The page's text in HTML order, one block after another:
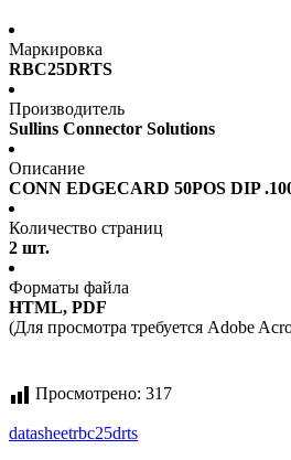
Маркировка
RBC25DRTS
Производитель
Sullins Connector Solutions
Описание
CONN EDGECARD 50POS DIP
Количество страниц
2 шт.
Форматы файла
HTML, PDF
(Для просмотра требуется Adobe
Просмотрено: 317
datasheetrbc25drts